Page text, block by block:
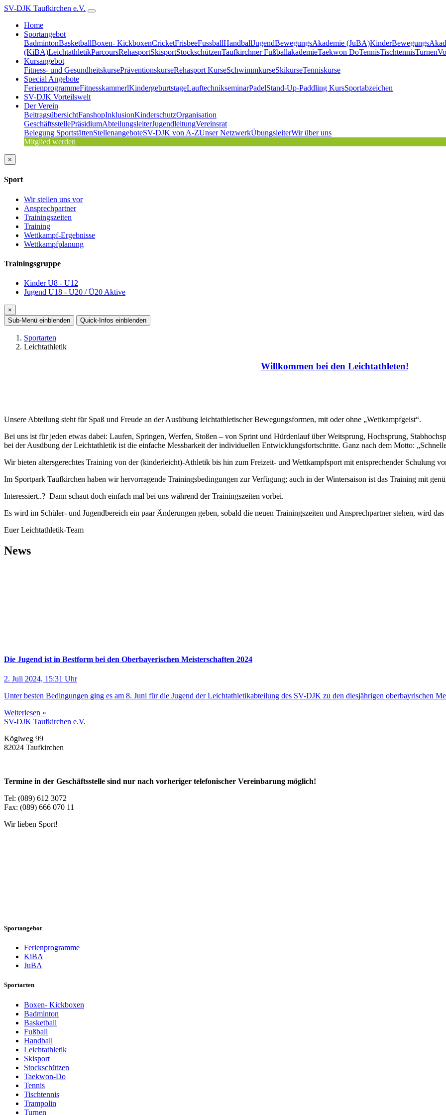
SV-DJK Taufkirchen e.V.
Home
Sportangebot
BadmintonBasketballBoxen- KickboxenCricketFrisbeeFussballHandballJugendBewegungsAkademie (JuBA)
(KiBA)LeichtathletikParcoursRehasportSkisportStockschützenTaufkirchner FußballakademieTaekwon DoTennisTischtennisTurnen
Kursangebot
Fitness- und GesundheitskursePräventionskurseRehasport KurseSchwimmkurseSkikurseTenniskurse
Special Angebote
FerienprogrammeFitnesskammerlKindergeburtstageLauftechnikseminarPadelStand-Up-Paddling KursSportabzeichen
SV-DJK Vorteilswelt
Der Verein
BeitragsübersichtFanshopInklusionKinderschutzOrganisation
GeschäftsstellePräsidiumAbteilungsleiterJugendleitungVereinsrat
Belegung SportstättenStellenangeboteSV-DJK von A-ZUnser NetzwerkÜbungsleiterWir über uns
Mitglied werden
×
Sport
Wir stellen uns vor
Ansprechpartner
Trainingszeiten
Training
Wettkampf-Ergebnisse
Wettkampfplanung
Trainingsgruppe
Kinder U8 - U12
Jugend U18 - U20 / Ü20 Aktive
×
Sub-Menü einblenden Quick-Infos einblenden
Sportarten
Leichtathletik
Willkommen bei den Leichtathleten!
Unsere Abteilung steht für Spaß und Freude an der Ausübung leichtathletischer Bewegungsformen, mit oder ohne „Wettkampfgeist“.
Bei uns ist für jeden etwas dabei: Laufen, Springen, Werfen, Stoßen – von Sprint und Hürdenlauf über Weitsprung, Hochsprung,
bei der Ausübung der Leichtathletik ist die einfache Messbarkeit der individuellen Entwicklungsfortschritte. Ganz nach dem Motto:
Wir bieten altersgerechtes Training von der (kinderleicht)-Athletik bis hin zum Freizeit- und Wettkampfsport mit entsprechender Schulung
Im Sportpark Taufkirchen haben wir hervorragende Trainingsbedingungen zur Verfügung; auch in der Wintersaison ist das Training mit
Interessiert..? Dann schaut doch einfach mal bei uns während der Trainingszeiten vorbei.
Es wird im Schüler- und Jugendbereich ein paar Änderungen geben, sobald die neuen Trainingszeiten und Ansprechpartner stehen, wird
Euer Leichtathletik-Team
News
Die Jugend ist in Bestform bei den Oberbayerischen Meisterschaften 2024
2. Juli 2024, 15:31 Uhr
Unter besten Bedingungen ging es am 8. Juni für die Jugend der Leichtathletikabteilung des SV-DJK zu den diesjährigen oberbayrischen
Weiterlesen »
SV-DJK Taufkirchen e.V.
Köglweg 99
82024 Taufkirchen
Termine in der Geschäftsstelle sind nur nach vorheriger telefonischer Vereinbarung möglich!
Tel: (089) 612 3072
Fax: (089) 666 070 11
Wir lieben Sport!
Sportangebot
Ferienprogramme
KiBA
JuBA
Sportarten
Boxen- Kickboxen
Badminton
Basketball
Fußball
Handball
Leichtathletik
Skisport
Stockschützen
Taekwon-Do
Tennis
Tischtennis
Trampolin
Turnen